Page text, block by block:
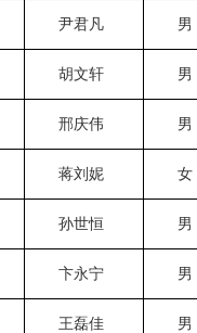
尹君凡 男
胡文轩 男
邢庆伟 男
蒋刘妮 女
孙世恒 男
卞永宁 男
王磊佳 男